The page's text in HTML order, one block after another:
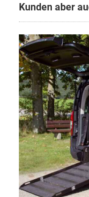
Kunden aber